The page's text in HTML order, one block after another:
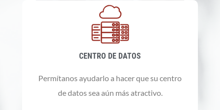
CENTRO DE DATOS
Permítanos ayudarlo a hacer que su centro
de datos sea aún más atractivo.